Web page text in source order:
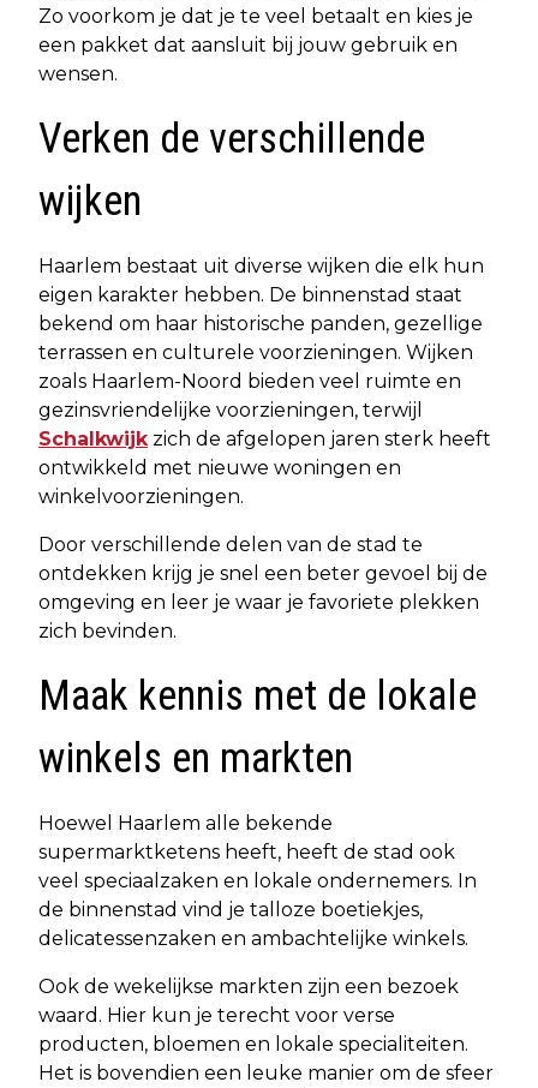
Zo voorkom je dat je te veel betaalt en kies je
een pakket dat aansluit bij jouw gebruik en
wensen.
Verken de verschillende
wijken
Haarlem bestaat uit diverse wijken die elk hun
eigen karakter hebben. De binnenstad staat
bekend om haar historische panden, gezellige
terrassen en culturele voorzieningen. Wijken
zoals Haarlem-Noord bieden veel ruimte en
gezinsvriendelijke voorzieningen, terwijl
Schalkwijk zich de afgelopen jaren sterk heeft
ontwikkeld met nieuwe woningen en
winkelvoorzieningen.
Door verschillende delen van de stad te
ontdekken krijg je snel een beter gevoel bij de
omgeving en leer je waar je favoriete plekken
zich bevinden.
Maak kennis met de lokale
winkels en markten
Hoewel Haarlem alle bekende
supermarktketens heeft, heeft de stad ook
veel speciaalzaken en lokale ondernemers. In
de binnenstad vind je talloze boetiekjes,
delicatessenzaken en ambachtelijke winkels.
Ook de wekelijkse markten zijn een bezoek
waard. Hier kun je terecht voor verse
producten, bloemen en lokale specialiteiten.
Het is bovendien een leuke manier om de sfeer